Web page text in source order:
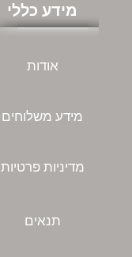
מידע כללי
אודות
מידע משלוחים
מדיניות פרטיות
תנאים